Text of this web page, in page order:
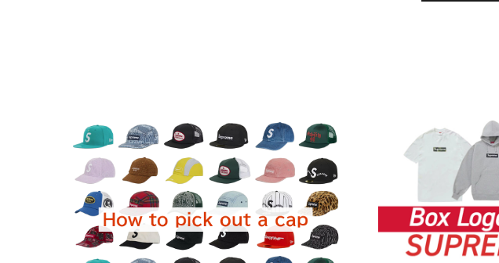
キーワードから探す
カテゴリーから探す